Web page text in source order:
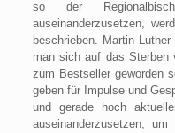
so der
auseinanderzusetzen,
beschrieben. Martin
man sich auf das Sterben
zum Bestseller geworden
geben für Impulse und
und gerade hoch
auseinanderzusetzen,